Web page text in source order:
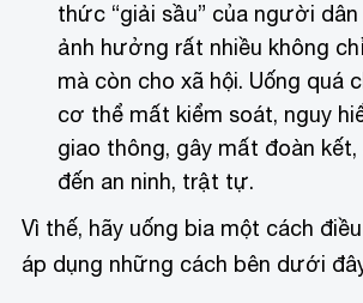
thức “giải sầu” của người dân
ảnh hưởng rất nhiều không
mà còn cho xã hội. Uống quá
cơ thể mất kiểm soát, nguy
giao thông, gây mất đoàn
đến an ninh, trật tự.
Vì thế, hãy uống bia một cách
áp dụng những cách bên dưới